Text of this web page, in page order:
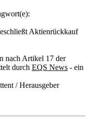
Aktienrückkauf
nach Artikel 17 der
durch EQS News - ein
/ Herausgeber